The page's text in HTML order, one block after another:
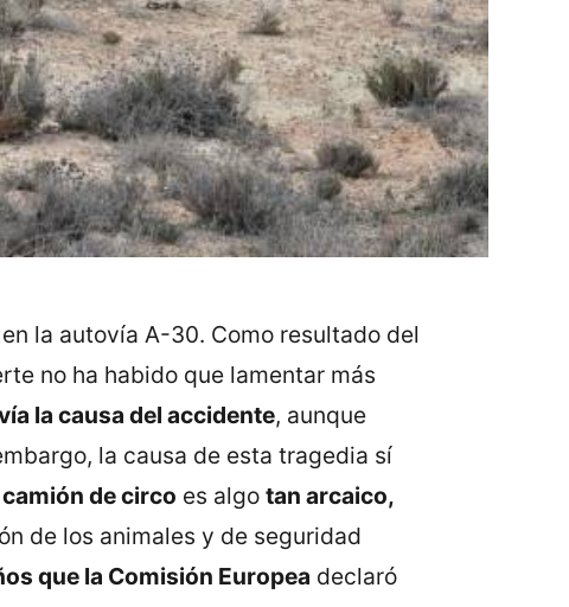
en la autovía A-30. Como resultado del
no ha habido que lamentar más
la causa del accidente, aunque
la causa de esta tragedia sí
camión de circo es algo tan arcaico,
de los animales y de seguridad
que la Comisión Europea declaró